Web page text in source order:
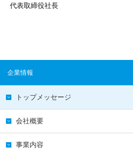
企業情報
トップメッセージ
会社概要
事業内容
代表取締役社長